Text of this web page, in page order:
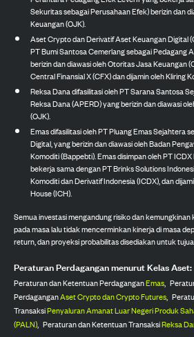
Sekuritas sebagai Perusahaan Efek) berizin dan
Keuangan (OJK).
Aset Crypto dan Derivatif Aset Keuangan Digital
PT Bumi Santosa Cemerlang sebagai Pedagang
berizin dan diawasi oleh Otoritas Jasa Keuangan
Central Finansial X (CFX) dan dijamin oleh Kliring
Reksa Dana difasilitasi oleh PT Sarana Santosa
Reksa Dana (APERD) yang berizin dan diawasi
(OJK).
Emas difasilitasi oleh PT Pluang Emas Sejahtera
Digital, yang berizin dan diawasi oleh Badan
Komoditi (Bappebti). Emas disimpan oleh PT
bekerja sama dengan PT Brinks Solutions
Komoditi dan Derivatif Indonesia (ICDX), dan
House (ICH).
Semua investasi mengandung risiko dan kemungkinan
pada masa lalu tidak mencerminkan kinerja di masa
return, dan proyeksi probabilitas disediakan untuk
Peraturan Perdagangan menurut Kelas Aset:
Peraturan dan Ketentuan PerdaganganEmas,
PerdaganganAset Crypto dan Crypto Futures,
TransaksiPenyaluran Amanat Luar Negeri Produk
(PALN), Peraturan dan Ketentuan TransaksiReksa